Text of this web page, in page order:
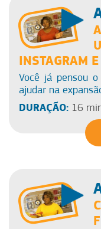
INSTAGRAM
Você já pensou
ajudar na
DURAÇÃO:16